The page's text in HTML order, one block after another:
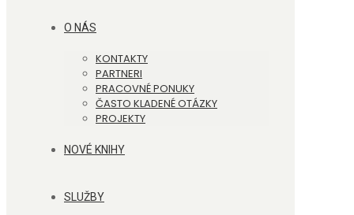
O NÁS
KONTAKTY
PARTNERI
PRACOVNÉ PONUKY
ČASTO KLADENÉ OTÁZKY
PROJEKTY
NOVÉ KNIHY
SLUŽBY